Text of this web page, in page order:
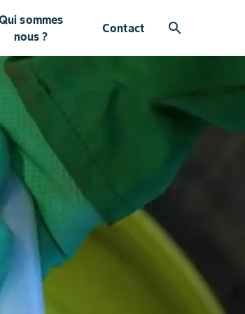
sommes
nous ?
Contact search